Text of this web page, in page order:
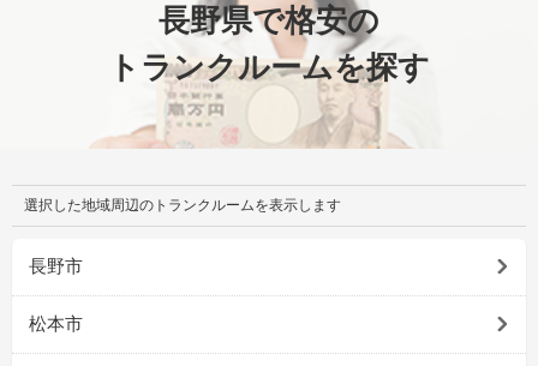
長野県で格安の
トランクルームを探す
選択した地域周辺のトランクルームを表示します
長野市
松本市